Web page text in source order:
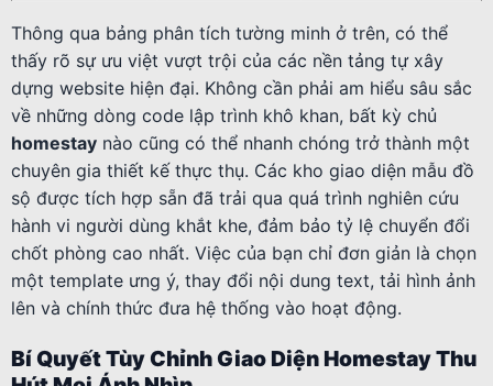
Thông qua bảng phân tích tường minh ở trên, có thể
thấy rõ sự ưu việt vượt trội của các nền tảng tự xây
dựng website hiện đại. Không cần phải am hiểu sâu sắc
về những dòng code lập trình khô khan, bất kỳ chủ
homestay nào cũng có thể nhanh chóng trở thành một
chuyên gia thiết kế thực thụ. Các kho giao diện mẫu đồ
sộ được tích hợp sẵn đã trải qua quá trình nghiên cứu
hành vi người dùng khắt khe, đảm bảo tỷ lệ chuyển đổi
chốt phòng cao nhất. Việc của bạn chỉ đơn giản là chọn
một template ưng ý, thay đổi nội dung text, tải hình ảnh
lên và chính thức đưa hệ thống vào hoạt động.
Bí Quyết Tùy Chỉnh Giao Diện Homestay Thu